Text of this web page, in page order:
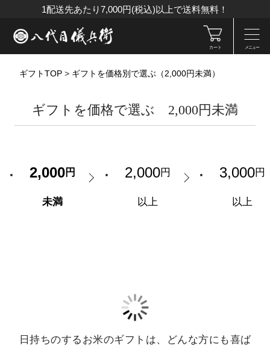
1配送先あたり7,000円(税込)以上で送料無料！
カート メニュー
ギフトTOP > ギフトを価格別で選ぶ（2,000円未満）
ギフトを価格で選ぶ 2,000円未満
2,000円
未満
2,000円
以上
3,000円
以上
日持ちのするお米のギフトは、どんな方にも喜ば